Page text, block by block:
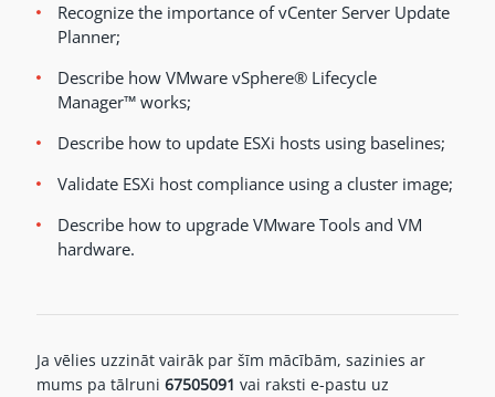
Recognize the importance of vCenter Server Update
Planner;
Describe how VMware vSphere® Lifecycle
Manager™ works;
Describe how to update ESXi hosts using baselines;
Validate ESXi host compliance using a cluster image;
Describe how to upgrade VMware Tools and VM
hardware.
Ja vēlies uzzināt vairāk par šīm mācībām, sazinies ar
mums pa tālruni 67505091 vai raksti e-pastu uz